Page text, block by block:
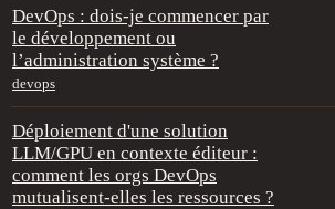
DevOps : dois-je commencer par
le développement ou
l’administration système ?
devops
Déploiement d'une solution
LLM/GPU en contexte éditeur :
comment les orgs DevOps
mutualisent-elles les ressources ?